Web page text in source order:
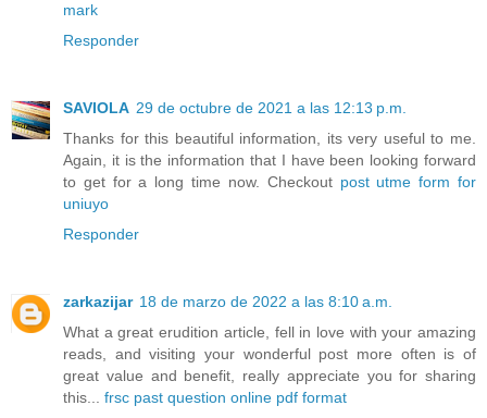
mark
Responder
SAVIOLA 29 de octubre de 2021 a las 12:13 p.m.
Thanks for this beautiful information, its very useful to me.
Again, it is the information that I have been looking forward
to get for a long time now. Checkout post utme form for
uniuyo
Responder
zarkazijar 18 de marzo de 2022 a las 8:10 a.m.
What a great erudition article, fell in love with your amazing
reads, and visiting your wonderful post more often is of
great value and benefit, really appreciate you for sharing
this... frsc past question online pdf format